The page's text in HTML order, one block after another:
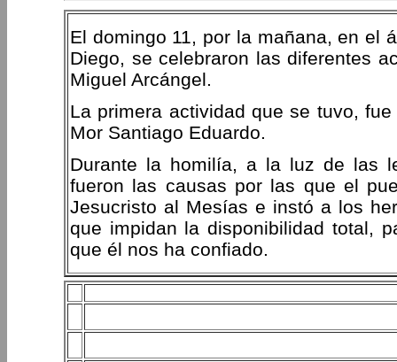
El domingo 11, por la mañana, en el
Diego, se celebraron las diferentes
Miguel Arcángel.
La primera actividad que se tuvo,
Mor Santiago Eduardo.
Durante la homilía, a la luz de las
fueron las causas por las que el
Jesucristo al Mesías e instó a los
que impidan la disponibilidad total,
que él nos ha confiado.